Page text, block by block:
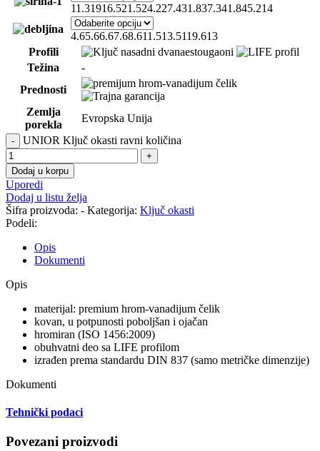
11.31916.521.524.227.431.837.341.845.214
4.65.66.67.68.611.513.5119.613
Profili
Težina
-
Prednosti
Zemlja
porekla
Evropska Unija
UNIOR Ključ okasti ravni količina
Dodaj u korpu
Uporedi
Dodaj u listu želja
Šifra proizvoda: - Kategorija: Ključ okasti
Podeli:
Opis
Dokumenti
Opis
materijal: premium hrom-vanadijum čelik
kovan, u potpunosti poboljšan i ojačan
hromiran (ISO 1456:2009)
obuhvatni deo sa LIFE profilom
izrađen prema standardu DIN 837 (samo metričke dimenzije)
Dokumenti
Tehnički podaci
Povezani proizvodi